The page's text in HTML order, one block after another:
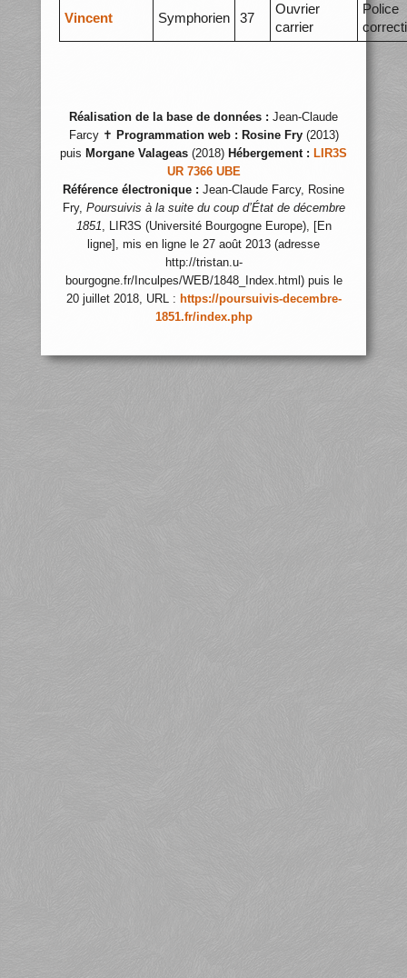
Vincent Symphorien 37
Ouvrier
carrier
Police
Réalisation de la base de données : Jean-Claude
Farcy ✝ Programmation web : Rosine Fry(2013)
puis Morgane Valageas (2018) Hébergement : LIR3S
UR 7366 UBE
Référence électronique : Jean-Claude Farcy, Rosine
Fry, Poursuivis à la suite du coup d’État de décembre
1851, LIR3S (Université Bourgogne Europe), [En
ligne], mis en ligne le 27 août 2013 (adresse
http://tristan.u-
bourgogne.fr/Inculpes/WEB/1848_Index.html) puis le
20 juillet 2018, URL : https://poursuivis-decembre-
1851.fr/index.php